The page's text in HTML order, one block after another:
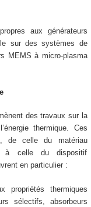
aux générateurs
sur des systèmes de
MEMS à micro-plasma
des travaux sur la
thermique. Ces
de celle du matériau
à celle du dispositif
en particulier :
propriétés thermiques
sélectifs, absorbeurs